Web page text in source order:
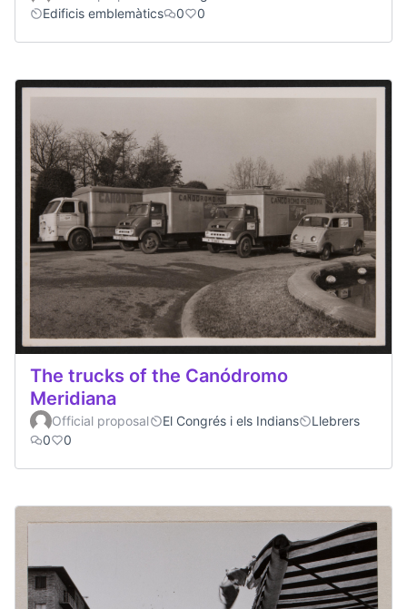
Edificis emblemàtics
0 0
The trucks of the Canódromo
Meridiana
Official proposal El Congrés i els Indians
Llebrers
0
0